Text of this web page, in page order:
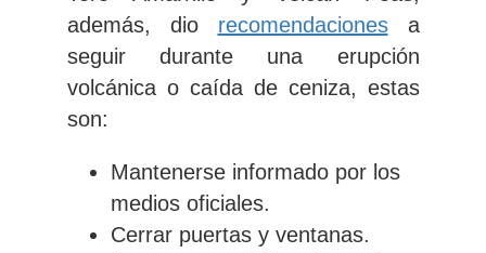
además, dio recomendaciones
a
seguir durante una erupción
volcánica o caída de ceniza, estas
son:
Mantenerse informado por los
medios oficiales.
Cerrar puertas y ventanas.